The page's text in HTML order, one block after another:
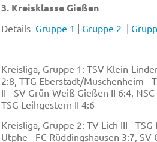
3. Kreisklasse Gießen
Details Gruppe 1 | Gruppe 2 |
Kreisliga, Gruppe 1: TSV Klein-
2:8, TTG Eberstadt/Muschenheim -
II - SV Grün-Weiß Gießen II 6:4,
TSG Leihgestern II 4:6
Kreisliga, Gruppe 2: TV Lich III -
Utphe - FC Rüddingshausen 3:7, SV